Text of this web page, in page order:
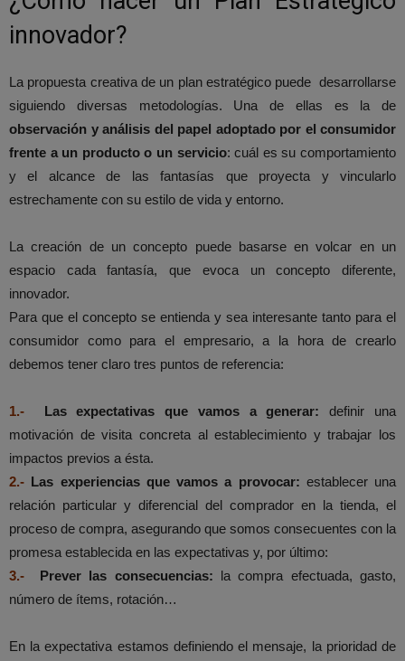
innovador?
La propuesta creativa de un plan estratégico puede desarrollarse
siguiendo diversas metodologías. Una de ellas es la de
observación y análisis del papel adoptado por el consumidor
frente a un producto o un servicio: cuál es su comportamiento
y el alcance de las fantasías que proyecta y vincularlo
estrechamente con su estilo de vida y entorno.
La creación de un concepto puede basarse en volcar en un
espacio cada fantasía, que evoca un concepto diferente,
innovador.
Para que el concepto se entienda y sea interesante tanto para el
consumidor como para el empresario, a la hora de crearlo
debemos tener claro tres puntos de referencia:
1.- Las expectativas que vamos a generar: definir una
motivación de visita concreta al establecimiento y trabajar los
impactos previos a ésta.
2.- Las experiencias que vamos a provocar: establecer una
relación particular y diferencial del comprador en la tienda, el
proceso de compra, asegurando que somos consecuentes con la
promesa establecida en las expectativas y, por último:
3.-
Prever las consecuencias: la compra efectuada, gasto,
número de ítems, rotación…
En la expectativa estamos definiendo el mensaje, la prioridad de